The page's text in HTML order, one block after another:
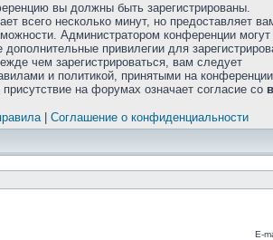
вы должны быть зарегистрированы.
всего несколько минут, но предоставляет
Администратором конференции
дополнительные привилегии для
чем зарегистрироваться, вам следует
и политикой, принятыми на
на форумах означает согласие со
| Соглашение о конфиденциальности
E-